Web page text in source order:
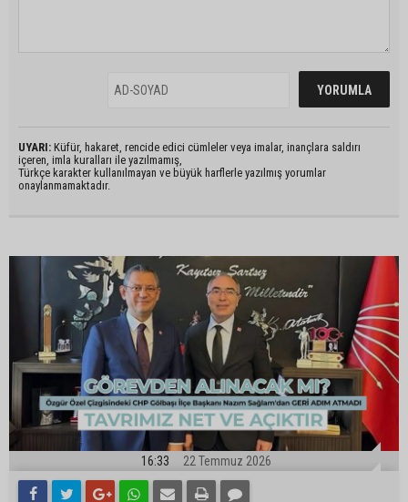
UYARI: Küfür, hakaret, rencide edici cümleler veya imalar, inançlara saldırı
içeren, imla kuralları ile yazılmamış,
Türkçe karakter kullanılmayan ve büyük harflerle yazılmış yorumlar
onaylanmamaktadır.
16:33 22 Temmuz 2026